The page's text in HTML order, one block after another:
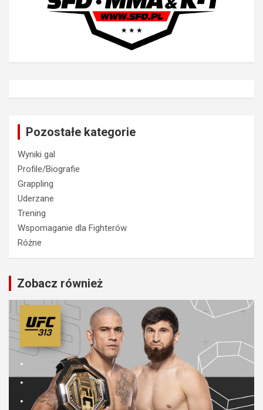
Pozostałe kategorie
Wyniki gal
Profile/Biografie
Grappling
Uderzane
Trening
Wspomaganie dla Fighterów
Różne
Zobacz również